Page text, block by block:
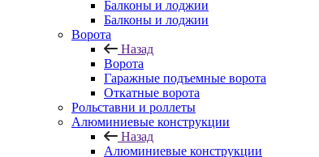
Балконы и лоджии
Балконы и лоджии
Ворота
Назад
Ворота
Гаражные подъемные ворота
Откатные ворота
Рольставни и роллеты
Алюминиевые конструкции
Назад
Алюминиевые конструкции